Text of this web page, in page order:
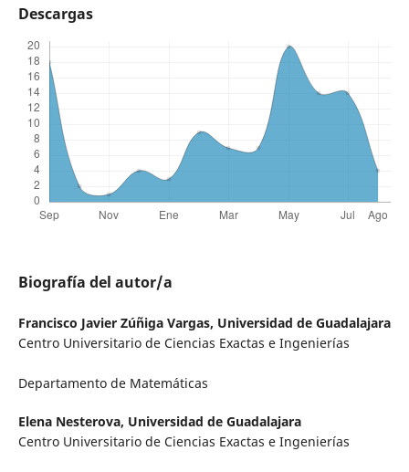
Descargas
Biografía del autor/a
Francisco Javier Zúñiga Vargas, Universidad de Guadalajara
Centro Universitario de Ciencias Exactas e Ingenierías
Departamento de Matemáticas
Elena Nesterova, Universidad de Guadalajara
Centro Universitario de Ciencias Exactas e Ingenierías